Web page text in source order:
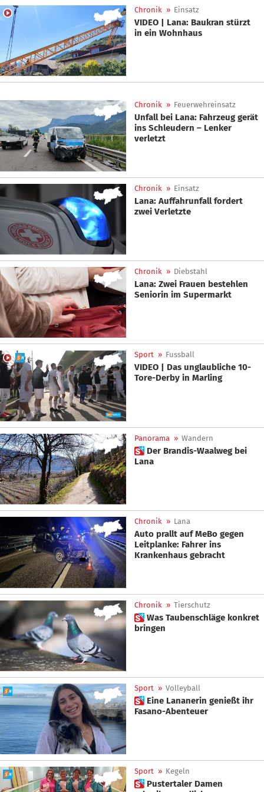
Chronik » Einsatz
VIDEO | Lana: Baukran stürzt
in ein Wohnhaus
Chronik » Feuerwehreinsatz
Unfall bei Lana: Fahrzeug gerät
ins Schleudern – Lenker
verletzt
Chronik » Einsatz
Lana: Auffahrunfall fordert
zwei Verletzte
Chronik » Diebstahl
Lana: Zwei Frauen bestehlen
Seniorin im Supermarkt
Sport » Fussball
VIDEO | Das unglaubliche 10-
Tore-Derby in Marling
Panorama » Wandern
 Der Brandis-Waalweg bei
Lana
Chronik » Lana
Auto prallt auf MeBo gegen
Leitplanke: Fahrer ins
Krankenhaus gebracht
Chronik » Tierschutz
 Was Taubenschläge konkret
bringen
Sport » Volleyball
 Eine Lananerin genießt ihr
Fasano-Abenteuer
Sport » Kegeln
 Pustertaler Damen